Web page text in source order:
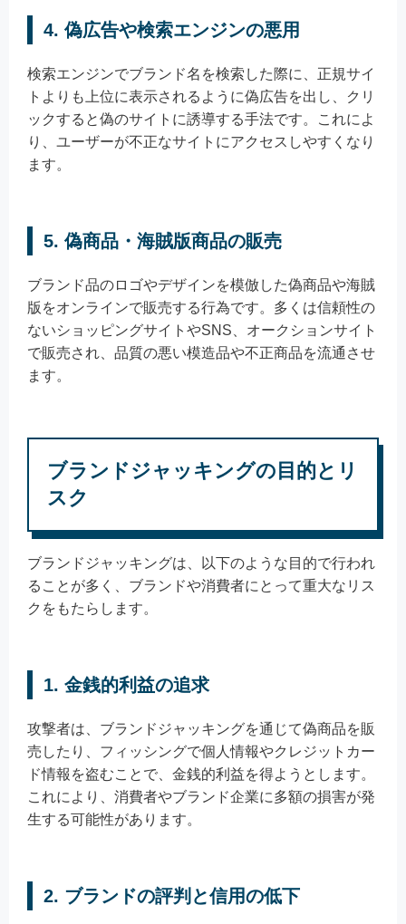
4. 偽広告や検索エンジンの悪用
検索エンジンでブランド名を検索した際に、正規サイ
トよりも上位に表示されるように偽広告を出し、クリ
ックすると偽のサイトに誘導する手法です。これによ
り、ユーザーが不正なサイトにアクセスしやすくなり
ます。
5. 偽商品・海賊版商品の販売
ブランド品のロゴやデザインを模倣した偽商品や海賊
版をオンラインで販売する行為です。多くは信頼性の
ないショッピングサイトやSNS、オークションサイト
で販売され、品質の悪い模造品や不正商品を流通させ
ます。
ブランドジャッキングの目的とリ
スク
ブランドジャッキングは、以下のような目的で行われ
ることが多く、ブランドや消費者にとって重大なリス
クをもたらします。
1. 金銭的利益の追求
攻撃者は、ブランドジャッキングを通じて偽商品を販
売したり、フィッシングで個人情報やクレジットカー
ド情報を盗むことで、金銭的利益を得ようとします。
これにより、消費者やブランド企業に多額の損害が発
生する可能性があります。
2. ブランドの評判と信用の低下